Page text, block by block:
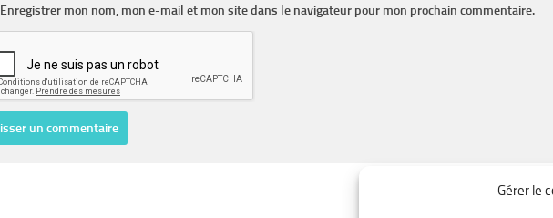
Gérer le
Enregistrer mon nom, mon e-mail et mon site dans le navigateur pour mon prochain commentaire.